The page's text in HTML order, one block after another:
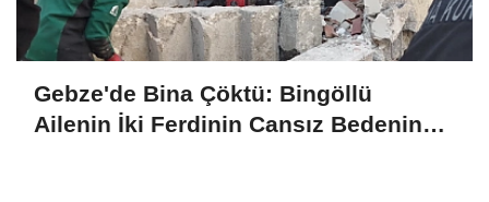
Gebze'de Bina Çöktü: Bingöllü
Ailenin İki Ferdinin Cansız Bedenine